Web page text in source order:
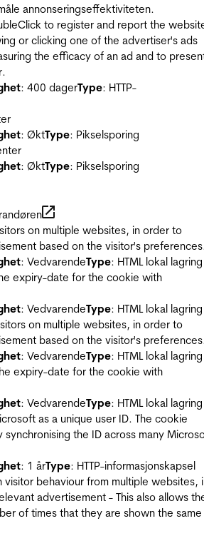
annonseringseffektiviteten.
to register and report the
or clicking one of the advertiser's ads
the efficacy of an ad and to
: 400 dagerType: HTTP-
: ØktType: Pikselsporing
: ØktType: Pikselsporing
on multiple websites, in order to
based on the visitor's
: VedvarendeType: HTML lokal lagring
expiry-date for the cookie with
: VedvarendeType: HTML lokal lagring
on multiple websites, in order to
based on the visitor's
: VedvarendeType: HTML lokal lagring
expiry-date for the cookie with
: VedvarendeType: HTML lokal lagring
as a unique user ID. The cookie
the ID across many
: 1 årType: HTTP-informasjonskapsel
visitor behaviour from multiple websites,
advertisement - This also allows
of times that they are shown the same